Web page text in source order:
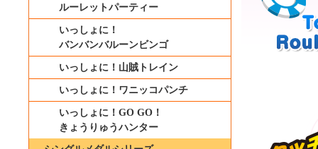
ルーレットパーティー
いっしょに！
バンバンバルーンビンゴ
いっしょに！山賊トレイン
いっしょに！ワニッコパンチ
いっしょに！GO GO！
きょうりゅうハンター